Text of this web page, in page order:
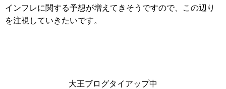
インフレに関する予想が増えてきそうですので、この辺り
を注視していきたいです。
大王ブログタイアップ中